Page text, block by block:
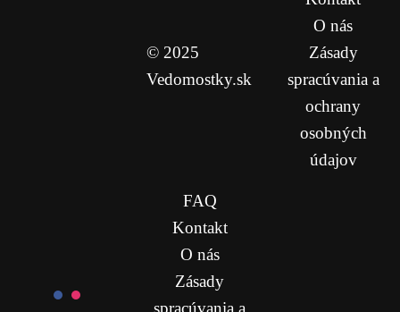
© 2025
Vedomostky.sk
O nás
Zásady
spracúvania a
ochrany
osobných
údajov
FAQ
Kontakt
O nás
Zásady
spracúvania a